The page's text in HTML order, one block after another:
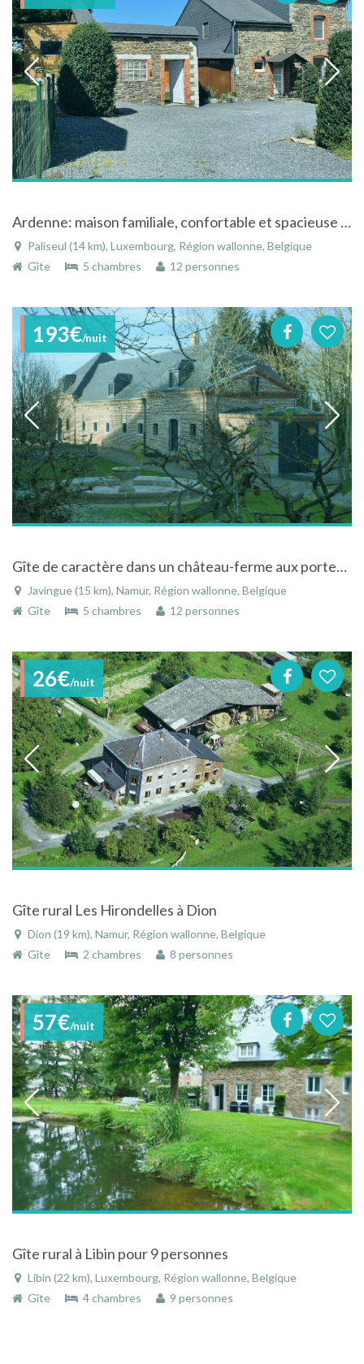
Ardenne: maison familiale, confortable et spacieuse (12 p) avec sauna infrarouge et bain à bulles
Paliseul (14 km), Luxembourg, Région wallonne, Belgique
Gîte
5 chambres 12 personnes
193€/nuit
Gîte de caractère dans un château-ferme aux portes de la Famenne et de l'Ardenne
Javingue (15 km), Namur, Région wallonne, Belgique
Gîte
5 chambres 12 personnes
26€/nuit
Gîte rural Les Hirondelles à Dion
Dion (19 km), Namur, Région wallonne, Belgique
Gîte
2 chambres 8 personnes
57€/nuit
Gîte rural à Libin pour 9 personnes
Libin (22 km), Luxembourg, Région wallonne, Belgique
Gîte
4 chambres 9 personnes